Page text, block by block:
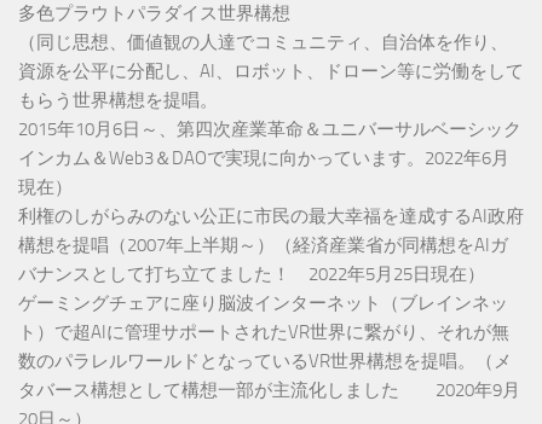
多色プラウトパラダイス世界構想
（同じ思想、価値観の人達でコミュニティ、自治体を作り、
資源を公平に分配し、AI、ロボット、ドローン等に労働をして
もらう世界構想を提唱。
2015年10月6日～、第四次産業革命＆ユニバーサルベーシック
インカム＆Web3＆DAOで実現に向かっています。2022年6月
現在）
利権のしがらみのない公正に市民の最大幸福を達成するAI政府
構想を提唱（2007年上半期～）（経済産業省が同構想をAIガ
バナンスとして打ち立てました！ 2022年5月25日現在）
ゲーミングチェアに座り脳波インターネット（ブレインネッ
ト）で超AIに管理サポートされたVR世界に繋がり、それが無
数のパラレルワールドとなっているVR世界構想を提唱。（メ
タバース構想として構想一部が主流化しました 2020年9月
20日～）